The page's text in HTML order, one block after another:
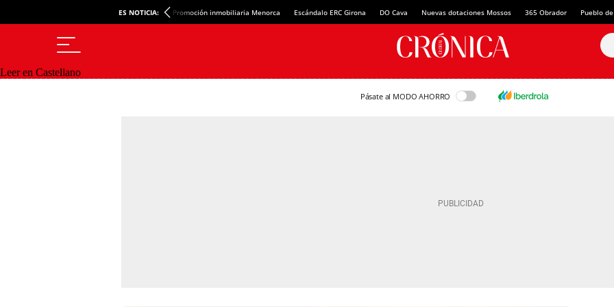
ES NOTICIA: Promoción inmobiliaria Menorca Escándalo ERC Girona DO Cava Nuevas dotaciones Mossos 365 Obrador Pueblo
Leer en Castellano
Pásate al MODO AHORRO